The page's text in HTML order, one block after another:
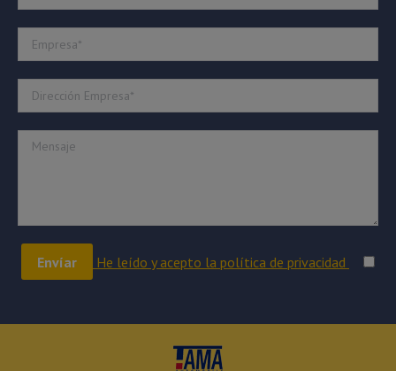
He leído y acepto la política de privacidad